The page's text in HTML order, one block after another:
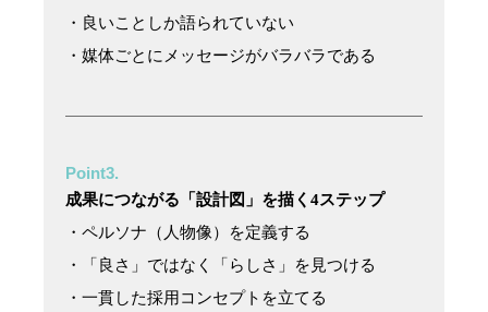
・良いことしか語られていない
・媒体ごとにメッセージがバラバラである
Point3.
成果につながる「設計図」を描く4ステップ
・ペルソナ（人物像）を定義する
・「良さ」ではなく「らしさ」を見つける
・一貫した採用コンセプトを立てる